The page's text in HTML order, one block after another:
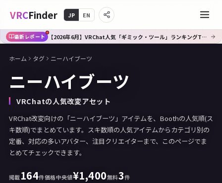
VRCFinder JP EN
最新レポート 【2026年6月】VRChat人気「ギミック・ツール」ランキングTOP10｜Booth傾向分析
ホーム タグ ニーハイブーツ
ニーハイブーツ
VRChatの人気改変アセット
VRChat改変向けの「ニーハイブーツ」アイテムを、Boothの人気順(ス
キ数順)でまとめています。スキ数順の人気アイテムからカテゴリ別の
定番、対応の多いアバター、注目クリエイターまで、このページでま
とめてチェックできます。
掲載164件価格中央値¥1,400無料3件